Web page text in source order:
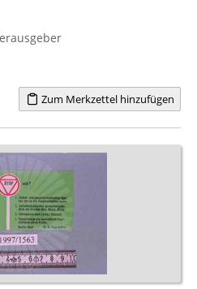
Zum Merkzettel hinzufügen